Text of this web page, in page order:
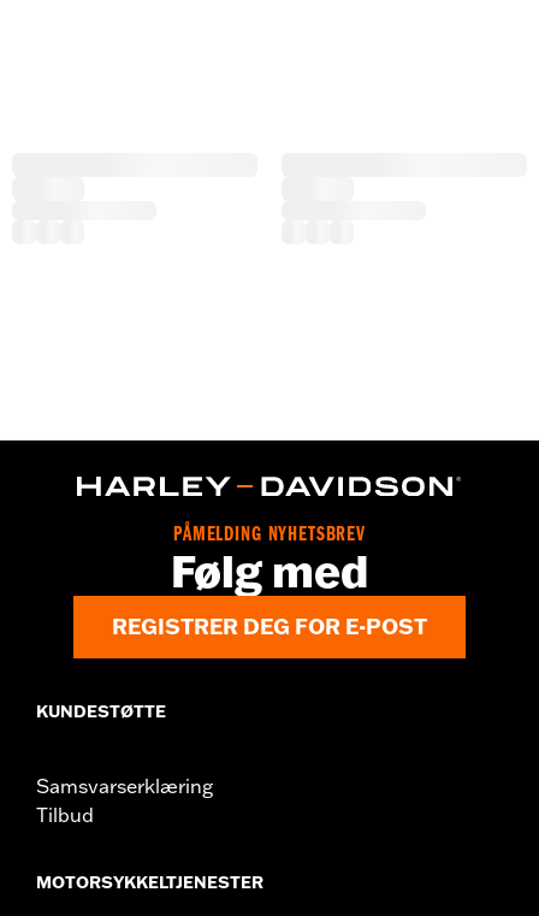
PÅMELDING NYHETSBREV
Følg med
REGISTRER DEG FOR E-POST
KUNDESTØTTE
Samsvarserklæring
Tilbud
MOTORSYKKELTJENESTER